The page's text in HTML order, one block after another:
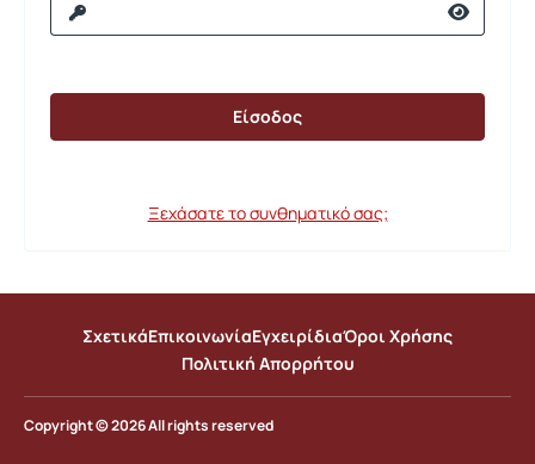
Ξεχάσατε το συνθηματικό σας;
ΣχετικάΕπικοινωνίαΕγχειρίδιαΌροι Χρήσης
Πολιτική Απορρήτου
Copyright © 2026 All rights reserved